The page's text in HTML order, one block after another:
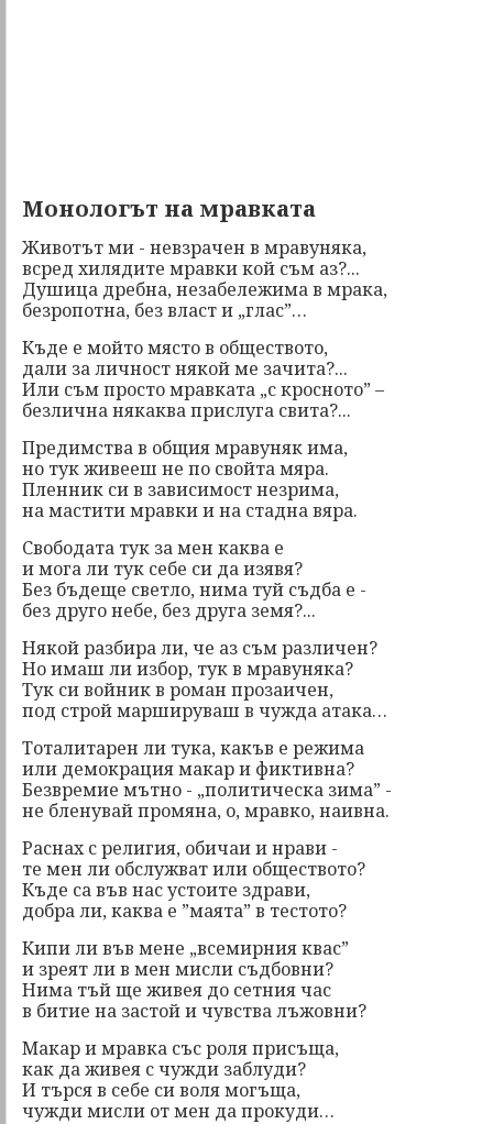
Монологът на мравката
Животът ми - невзрачен в мравуняка,
всред хилядите мравки кой съм аз?...
Душица дребна, незабележима в мрака,
безропотна, без власт и „глас”…
Къде е мойто място в обществото,
дали за личност някой ме зачита?...
Или съм просто мравката „с кросното” –
безлична някаква прислуга свита?...
Предимства в общия мравуняк има,
но тук живееш не по свойта мяра.
Пленник си в зависимост незрима,
на мастити мравки и на стадна вяра.
Свободата тук за мен каква е
и мога ли тук себе си да изявя?
Без бъдеще светло, нима туй съдба е -
без друго небе, без друга земя?...
Някой разбира ли, че аз съм различен?
Но имаш ли избор, тук в мравуняка?
Тук си войник в роман прозаичен,
под строй маршируваш в чужда атака…
Тоталитарен ли тука, какъв е режима
или демокрация макар и фиктивна?
Безвремие мътно - „политическа зима” -
не бленувай промяна, о, мравко, наивна.
Раснах с религия, обичаи и нрави -
те мен ли обслужват или обществото?
Къде са във нас устоите здрави,
добра ли, каква е ”маята” в тестото?
Кипи ли във мене „всемирния квас”
и зреят ли в мен мисли съдбовни?
Нима тъй ще живея до сетния час
в битие на застой и чувства лъжовни?
Макар и мравка със роля присъща,
как да живея с чужди заблуди?
И търся в себе си воля могъща,
чужди мисли от мен да прокуди…